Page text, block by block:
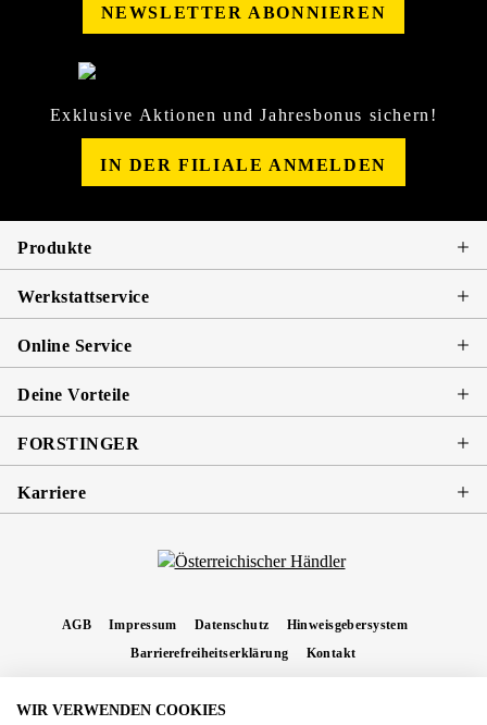
NEWSLETTER ABONNIEREN
Exklusive Aktionen und Jahresbonus sichern!
IN DER FILIALE ANMELDEN
Produkte
Werkstattservice
Online Service
Deine Vorteile
FORSTINGER
Karriere
AGB Impressum Datenschutz
Hinweisgebersystem
Barrierefreiheitserklärung
Kontakt
WIR VERWENDEN COOKIES